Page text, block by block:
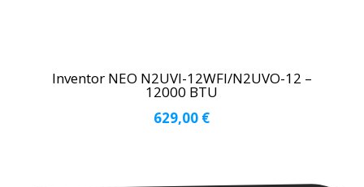
Inventor NEO Ν2UVI-12WFI/Ν2UVO-12 –
12000 BTU
629,00 €